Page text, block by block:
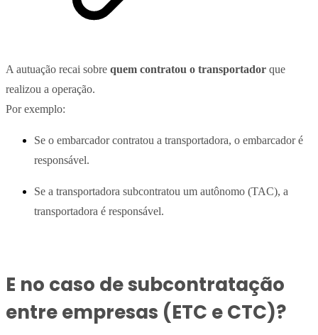
A autuação recai sobre quem contratou o transportador que
realizou a operação.
Por exemplo:
Se o embarcador contratou a transportadora, o embarcador é
responsável.
Se a transportadora subcontratou um autônomo (TAC), a
transportadora é responsável.
E no caso de subcontratação
entre empresas (ETC e CTC)?